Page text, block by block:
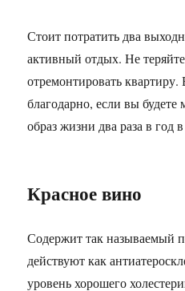
Стоит потратить два
активный отдых. Не
отремонтировать квартиру.
благодарно, если вы
образ жизни два раза в год
Красное вино
Содержит так называемый
действуют как
уровень хорошего